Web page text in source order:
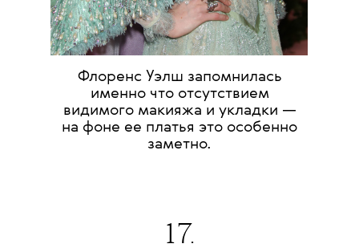
Флоренс Уэлш запомнилась
именно что отсутствием
видимого макияжа и укладки —
на фоне ее платья это особенно
заметно.
17.